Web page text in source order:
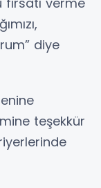
diye
teşekkür